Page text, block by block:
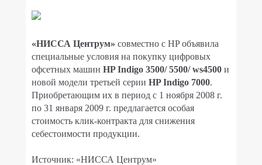
«НИССА Центрум» совместно с HP объявила
специальные условия на покупку цифровых
офсетных машин HP Indigo 3500/ 5500/ ws4500 и
новой модели третьей серии HP Indigo 7000.
Приобретающим их в период с 1 ноября 2008 г.
по 31 января 2009 г. предлагается особая
стоимость клик-контракта для снижения
себестоимости продукции.
Источник: «НИССА Центрум»